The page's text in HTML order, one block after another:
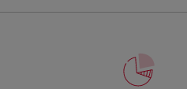
comerciais e analisar o risco